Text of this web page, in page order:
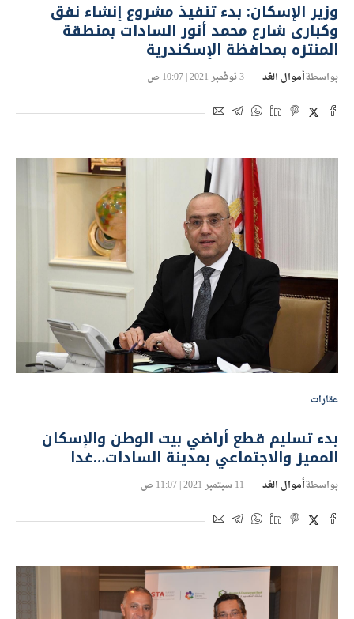
وزير الإسكان: بدء تنفيذ مشروع إنشاء نفق
وكبارى شارع محمد أنور السادات بمنطقة
المنتزه بمحافظة الإسكندرية
بواسطةأموال الغد 3 نوفمبر 2021 | 10:07 ص
عقارات
بدء تسليم قطع أراضي بيت الوطن والإسكان
المميز والاجتماعي بمدينة السادات…غدا
بواسطةأموال الغد 11 سبتمبر 2021 | 11:07 ص